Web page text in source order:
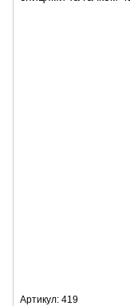
Артикул: 419